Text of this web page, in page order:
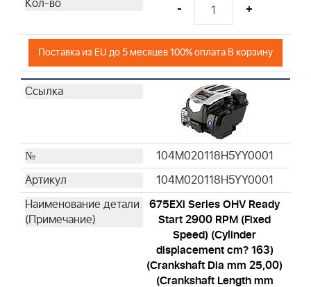
- +
Поставка из EU до 5 месяцев 100% оплата В корзину
104M020118H5YY0001
104M020118H5YY0001
675EXi Series OHV Ready
Start 2900 RPM (Fixed
Speed) (Cylinder
displacement cm? 163)
(Crankshaft Dia mm 25,00)
(Crankshaft Length mm